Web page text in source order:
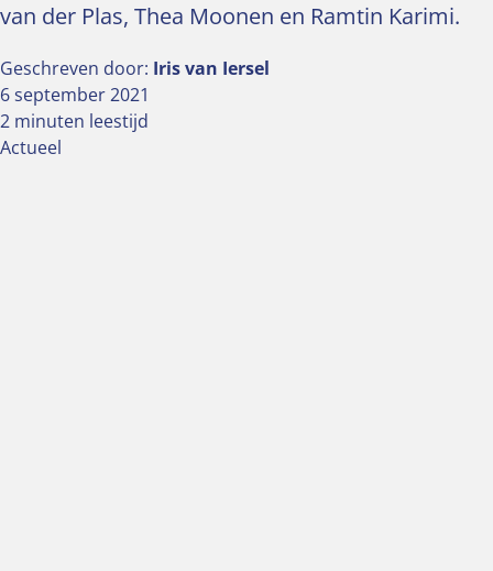
van der Plas, Thea Moonen en Ramtin Karimi.
Geschreven door: Iris van Iersel
6 september 2021
2 minuten leestijd
Actueel